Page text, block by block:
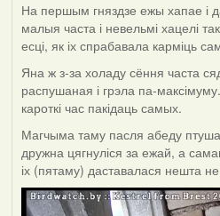
На першым гняздзе ежы хапае і
малыя часта і невельмі хацелі
есці, як іх спрабавала карміць
Яна ж з-за холаду сёння часта
распушаная і грэла па-
кароткі час пакідаць самых.
Магчыма таму пасля абеду
дружна цягнуліся за ежай, а
іх (пятаму) даставалася нешта